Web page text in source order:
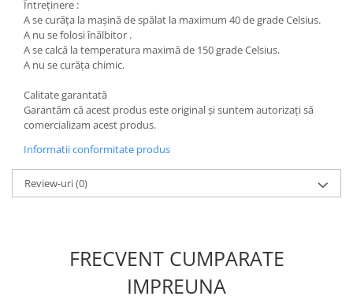
Întreținere :
A se curăța la mașină de spălat la maximum 40 de grade Celsius.
A nu se folosi înălbitor .
A se calcă la temperatura maximă de 150 grade Celsius.
A nu se curăța chimic.
Calitate garantată
Garantăm că acest produs este original și suntem autorizați să
comercializam acest produs.
Informatii conformitate produs
Review-uri(0)
FRECVENT CUMPARATE
IMPREUNA